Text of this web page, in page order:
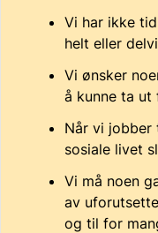
Vi har ikke
helt eller
Vi ønsker
å kunne ta ut
Når vi jobber
sosiale livet
Vi må noen
av
og til for